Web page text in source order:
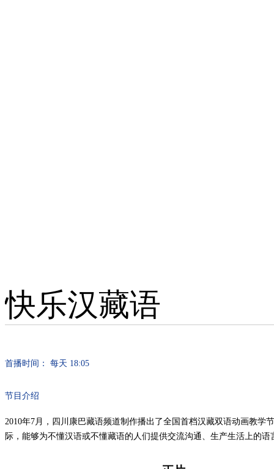
快乐汉藏语
首播时间： 每天 18:05
节目介绍
2010年7月，四川康巴藏语频道制作播出了全国首档汉藏双语动画教
际，能够为不懂汉语或不懂藏语的人们提供交流沟通、生产生活上的